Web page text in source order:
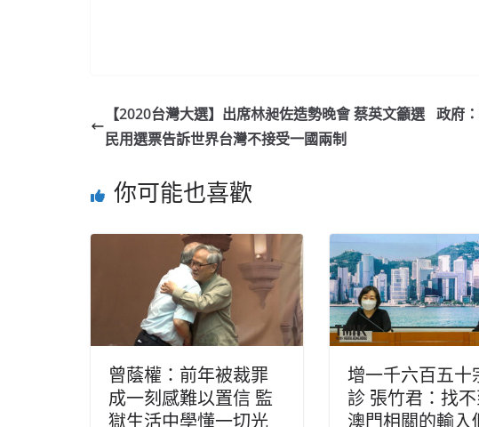
【2020台灣大選】出席林昶佐造勢晚會 蔡英文籲選
民用選票告訴世界台灣不接受一國兩制
政府
你可能也喜歡
曾蔭權：前年被裁罪
成一刻感難以置信 監
獄生活中學懂一切光
增一千六百五十
診 張竹君：找
澳門相關的輸入